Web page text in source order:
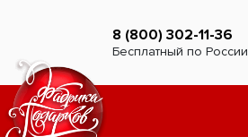
8 (800) 302-11-36
Бесплатный по России